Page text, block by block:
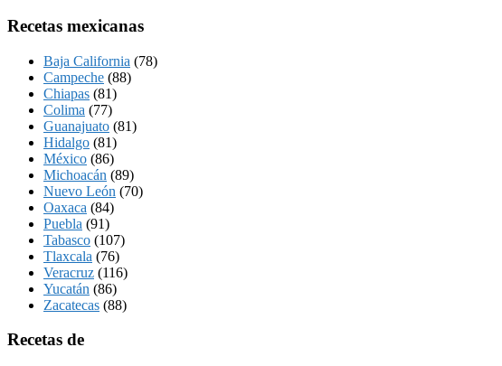
Recetas mexicanas
Baja California (78)
Campeche (88)
Chiapas (81)
Colima (77)
Guanajuato (81)
Hidalgo (81)
México (86)
Michoacán (89)
Nuevo León (70)
Oaxaca (84)
Puebla (91)
Tabasco (107)
Tlaxcala (76)
Veracruz (116)
Yucatán (86)
Zacatecas (88)
Recetas de